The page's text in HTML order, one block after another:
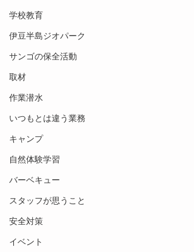
学校教育
伊豆半島ジオパーク
サンゴの保全活動
取材
作業潜水
いつもとは違う業務
キャンプ
自然体験学習
バーベキュー
スタッフが思うこと
安全対策
イベント